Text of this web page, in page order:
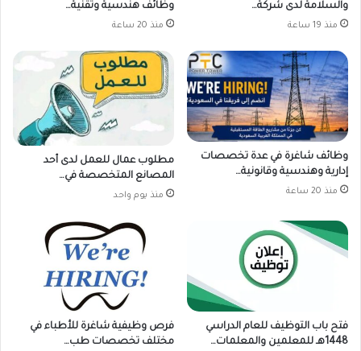
والسلامة لدى شركة…
منذ 19 ساعة
وظائف هندسية وتقنية…
منذ 20 ساعة
وظائف شاغرة في عدة تخصصات
إدارية وهندسية وقانونية…
منذ 20 ساعة
مطلوب عمال للعمل لدى أحد
المصانع المتخصصة في…
منذ يوم واحد
فتح باب التوظيف للعام الدراسي
1448هـ للمعلمين والمعلمات…
فرص وظيفية شاغرة للأطباء في
مختلف تخصصات طب…